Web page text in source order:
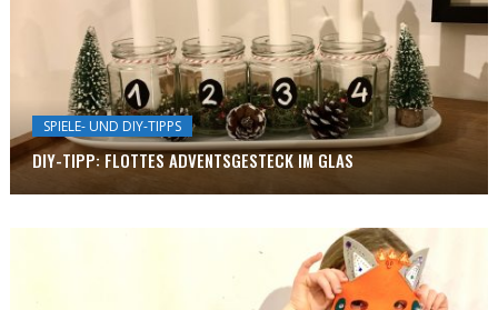
SPIELE- UND DIY-TIPPS
DIY-TIPP: FLOTTES ADVENTSGESTECK IM GLAS